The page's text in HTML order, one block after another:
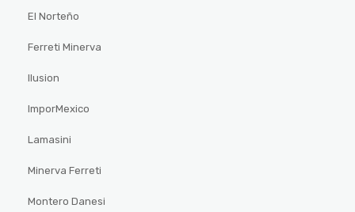
El Norteño
Ferreti Minerva
Ilusion
ImporMexico
Lamasini
Minerva Ferreti
Montero Danesi